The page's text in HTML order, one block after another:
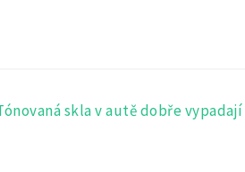
skla v autě dobře vypadají